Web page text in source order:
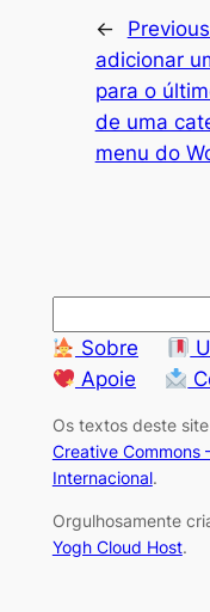
←
adicionar
para o
de uma
menu do
e
a
c
h
Sobre
Apoie
Os textos deste
Creative Commons
Internacional.
Orgulhosamente
Yogh Cloud Host.